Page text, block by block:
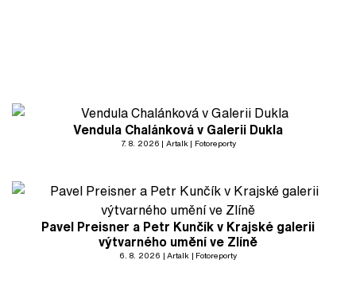
Vendula Chalánková v Galerii Dukla
7. 8. 2026 Artalk Fotoreporty
Pavel Preisner a Petr Kunčík v Krajské galerii
výtvarného umění ve Zlíně
6. 8. 2026 Artalk Fotoreporty